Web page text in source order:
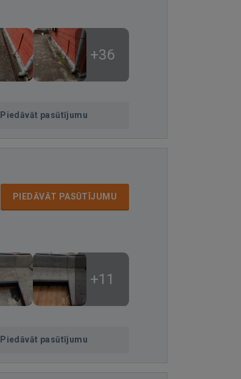
+36
Piedāvāt pasūtījumu
PIEDĀVĀT PASŪTĪJUMU
+11
Piedāvāt pasūtījumu